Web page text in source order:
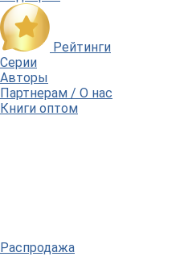
Рейтинги
Серии
Авторы
Партнерам / О нас
Книги оптом
Распродажа